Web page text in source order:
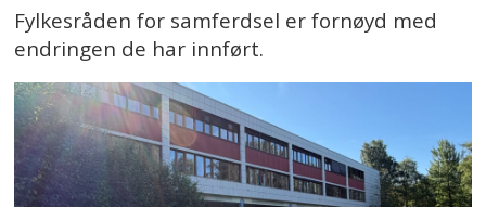
Fylkesråden for samferdsel er fornøyd med
endringen de har innført.